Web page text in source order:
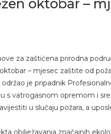
oktobar –
za zaštićena prirodna
– mjesec zaštite od
održao je pripadnik
s vatrogasnom opremom i
u slučaju požara, a
obilježavanja značajnih